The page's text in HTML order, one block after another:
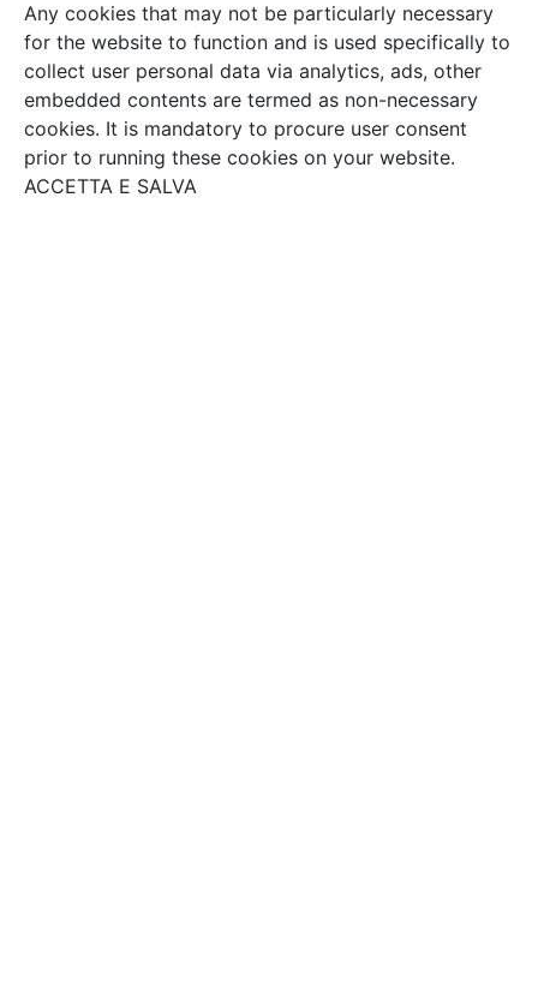
Any cookies that may not be particularly necessary
for the website to function and is used specifically to
collect user personal data via analytics, ads, other
embedded contents are termed as non-necessary
cookies. It is mandatory to procure user consent
prior to running these cookies on your website.
ACCETTA E SALVA